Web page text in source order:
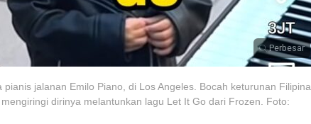
Perbesar
jalanan Emilo Piano, di Los Angeles. Bocah keturunan Filipina
dirinya melantunkan lagu Let It Go dari Frozen. Foto: